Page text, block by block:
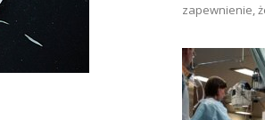
zapewnienie,